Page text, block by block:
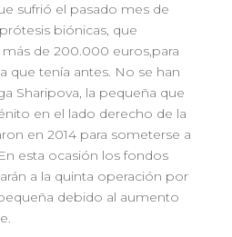
sufrió el pasado mes de
biónicas, que
de 200.000 euros,para
que tenía antes. No se han
Sharipova, la pequeña que
en el lado derecho de la
en 2014 para someterse a
esta ocasión los fondos
a la quinta operación por
debido al aumento